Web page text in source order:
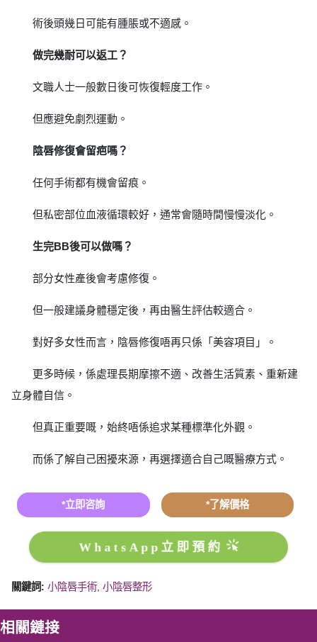
術後頭幾日可能有腫脹或不適感。
做完幾耐可以返工？
文職人士一般數日後可恢復輕度工作。
但應避免劇烈運動。
陰唇修復會留疤嗎？
任何手術都有機會留痕。
但私密部位血液循環較好，通常會隨時間慢慢淡化。
生完BB後可以做嗎？
部分女性產後會考慮修復。
但一般建議身體穩定後，再由醫生評估較適合。
對好多女性而言，陰唇修復唔再只係「美容項目」。
更多時候，係處理長期摩擦不適、改善生活質素、重新建
立身體自信。
但真正重要嘅，始終唔係追求某種標準化外觀。
而係了解自己困擾來源，再選擇適合自己嘅醫療方式。
*立即咨詢 *了解價格
WhatsApp立即預約
關鍵詞: 小陰唇手術 小陰唇整形
相關鏈接